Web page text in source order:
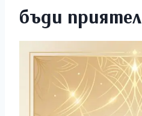
бъди приятел